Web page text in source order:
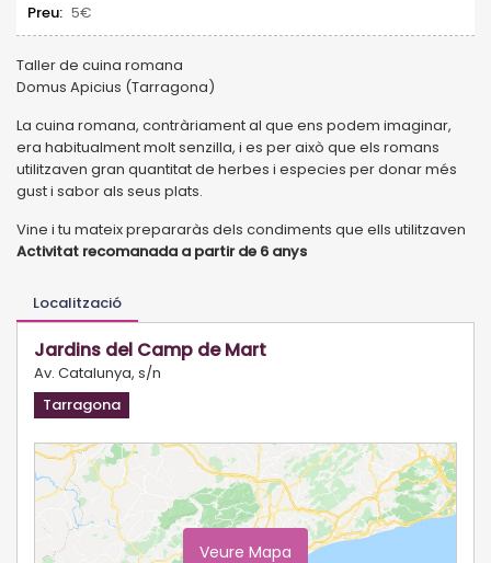
Preu: 5€
Taller de cuina romana
Domus Apicius (Tarragona)
La cuina romana, contràriament al que ens podem imaginar,
era habitualment molt senzilla, i es per això que els romans
utilitzaven gran quantitat de herbes i especies per donar més
gust i sabor als seus plats.
Vine i tu mateix prepararàs dels condiments que ells utilitzaven
Activitat recomanada a partir de 6 anys
Localització
Jardins del Camp de Mart
Av. Catalunya, s/n
Tarragona
Veure Mapa